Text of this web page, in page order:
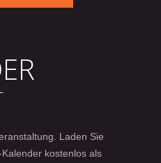
Laden Sie
kostenlos als